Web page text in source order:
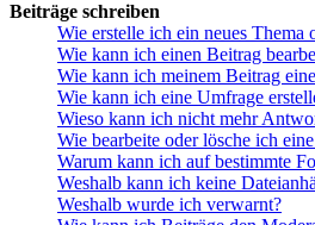
Beiträge schreiben
Wie erstelle ich ein neues Thema
Wie kann ich einen Beitrag
Wie kann ich meinem Beitrag
Wie kann ich eine Umfrage
Wieso kann ich nicht mehr
Wie bearbeite oder lösche ich
Warum kann ich auf bestimmte
Weshalb kann ich keine
Weshalb wurde ich verwarnt?